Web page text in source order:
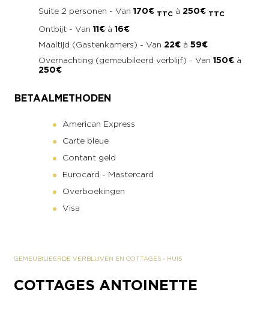
Suite 2 personen - Van 170€ TTC à 250€ TTC
Ontbijt - Van 11€ à 16€
Maaltijd (Gastenkamers) - Van 22€ à 59€
Overnachting (gemeubileerd verblijf) - Van 150€ à
250€
BETAALMETHODEN
American Express
Carte bleue
Contant geld
Eurocard - Mastercard
Overboekingen
Visa
GEMEUBILIEERDE VERBLIJVEN EN COTTAGES - HUIS
COTTAGES ANTOINETTE